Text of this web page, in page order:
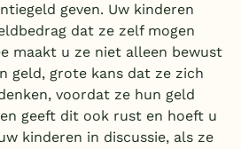
geven. Uw kinderen
dat ze zelf mogen
maakt u ze niet alleen bewust
geld, grote kans dat ze zich
voordat ze hun geld
geeft dit ook rust en hoeft u
kinderen in discussie, als ze